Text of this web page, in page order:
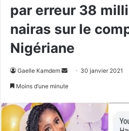
par erreur 38
nairas sur le
Nigériane
Gaelle Kamdem
Envoyer30 janvier 2021
Moins d’une minute